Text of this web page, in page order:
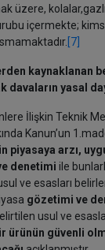
üzere,
içermekte;
[7]
kaynaklanan
davaların yasal
İlişkin Teknik
Kanun’un
piyasaya arzı,
denetimi ile
ve esasları
gözetimi ve
usul ve
ürünün güvenli